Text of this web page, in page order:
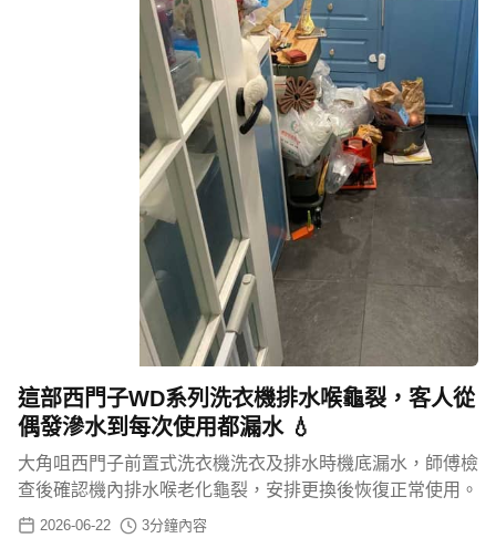
這部西門子WD系列洗衣機排水喉龜裂，客人從
偶發滲水到每次使用都漏水 💧
大角咀西門子前置式洗衣機洗衣及排水時機底漏水，師傅檢
查後確認機內排水喉老化龜裂，安排更換後恢復正常使用。
2026-06-22 3分鐘內容